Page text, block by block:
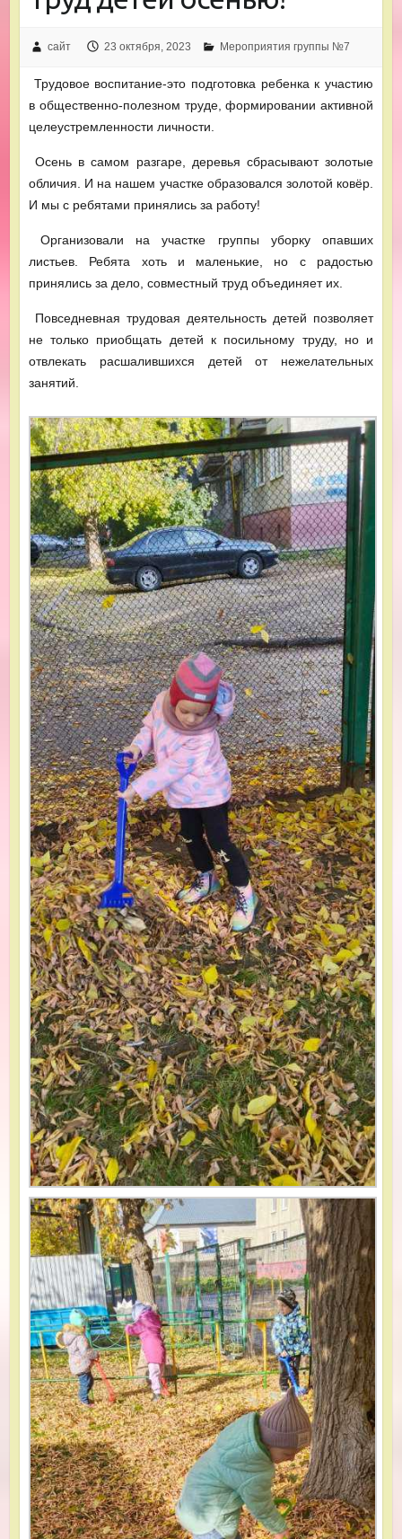
сайт 23 октября, 2023 Мероприятия группы №7
Трудовое воспитание-это подготовка ребенка к участию
в общественно-полезном труде, формировании активной
целеустремленности личности.
Осень в самом разгаре, деревья сбрасывают золотые
обличия. И на нашем участке образовался золотой ковёр.
И мы с ребятами принялись за работу!
Организовали на участке группы уборку опавших
листьев. Ребята хоть и маленькие, но с радостью
принялись за дело, совместный труд объединяет их.
Повседневная трудовая деятельность детей позволяет
не только приобщать детей к посильному труду, но и
отвлекать расшалившихся детей от нежелательных
занятий.